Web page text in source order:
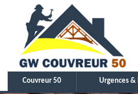
Couvreur 50 Urgences &